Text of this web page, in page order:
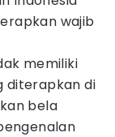
wajib
memiliki
diterapkan di
bela